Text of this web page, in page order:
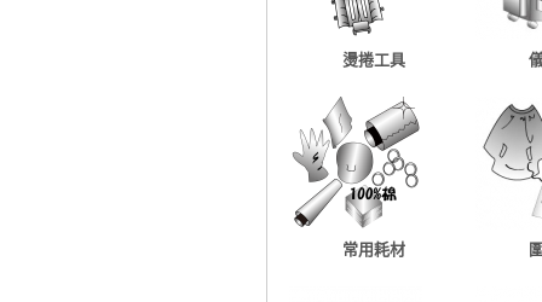
燙捲工具
常用耗材